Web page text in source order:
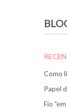
Como
Papel
Fio